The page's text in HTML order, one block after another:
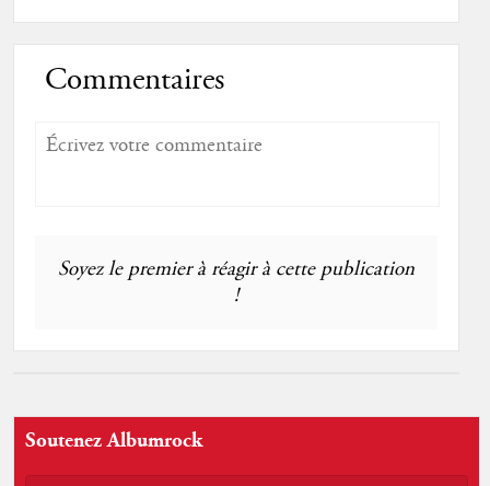
Commentaires
Soyez le premier à réagir à cette publication
!
Soutenez Albumrock